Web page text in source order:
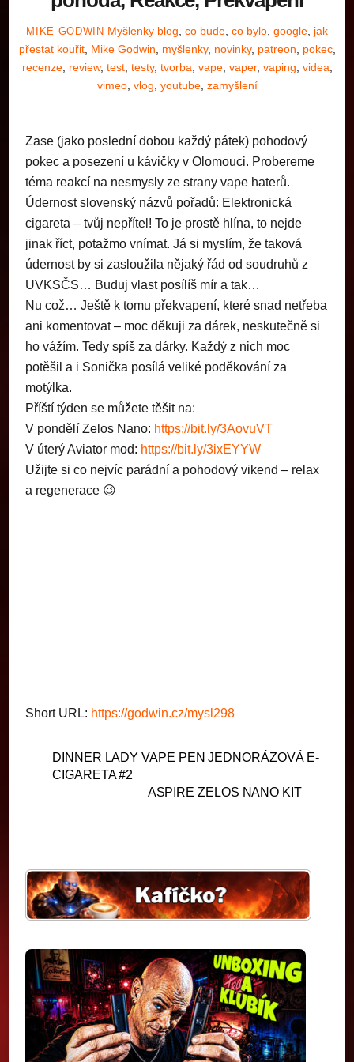
MIKE GODWIN Myšlenky blog co bude, co bylo, google, jak
přestat kouřit, Mike Godwin myšlenky, novinky, patreon pokec,
recenze, review, test, testy, tvorba vape, vaper, vaping videa
vimeo, vlog youtube, zamyšlení
Zase (jako poslední dobou každý pátek) pohodový
pokec a posezení u kávičky v Olomouci. Probereme
téma reakcí na nesmysly ze strany vape haterů.
Údernost slovenský názvů pořadů: Elektronická
cigareta – tvůj nepřítel! To je prostě hlína, to nejde
jinak říct, potažmo vnímat. Já si myslím, že taková
údernost by si zasloužila nějaký řád od soudruhů z
UVKSČS… Buduj vlast posílíš mír a tak…
Nu což… Ještě k tomu překvapení, které snad netřeba
ani komentovat – moc děkuji za dárek, neskutečně si
ho vážím. Tedy spíš za dárky. Každý z nich moc
potěšil a i Sonička posílá veliké poděkování za
motýlka.
Příští týden se můžete těšit na:
V pondělí Zelos Nano: https://bit.ly/3AovuVT
V úterý Aviator mod: https://bit.ly/3ixEYYW
Užijte si co nejvíc parádní a pohodový vikend – relax
a regenerace 😉
Short URL: https://godwin.cz/mysl298
DINNER LADY VAPE PEN JEDNORÁZOVÁ E-
CIGARETA #2
ASPIRE ZELOS NANO KIT